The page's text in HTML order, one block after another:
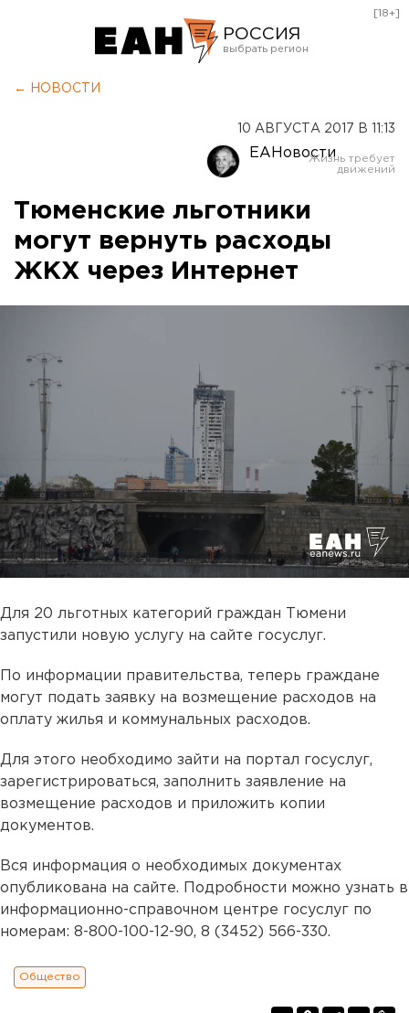
РОССИЯ
Оренбург
[18+]
← НОВОСТИ
10 АВГУСТА 2017 В 11:13
ЕАНовости
Тюменские льготники
могут вернуть расходы
ЖКХ через Интернет
Для 20 льготных категорий граждан Тюмени
запустили новую услугу на сайте госуслуг.
По информации правительства, теперь граждане
могут подать заявку на возмещение расходов на
оплату жилья и коммунальных расходов.
Для этого необходимо зайти на портал госуслуг,
зарегистрироваться, заполнить заявление на
возмещение расходов и приложить копии
документов.
Вся информация о необходимых документах
опубликована на сайте. Подробности можно узнать в
информационно-справочном центре госуслуг по
номерам: 8-800-100-12-90, 8 (3452) 566-330.
Общество